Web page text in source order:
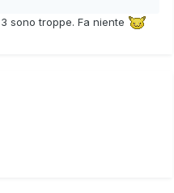
sono troppe. Fa niente